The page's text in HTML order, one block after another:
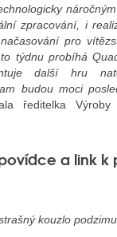
zpracování, i
pro
týdnu probíhá
další hru
budou moci
ředitelka Výroby
a link k
kouzlo podzimu